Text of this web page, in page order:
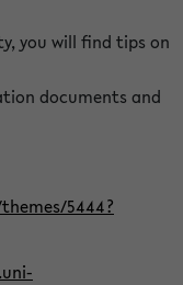
you will find tips on
documents and
5444?